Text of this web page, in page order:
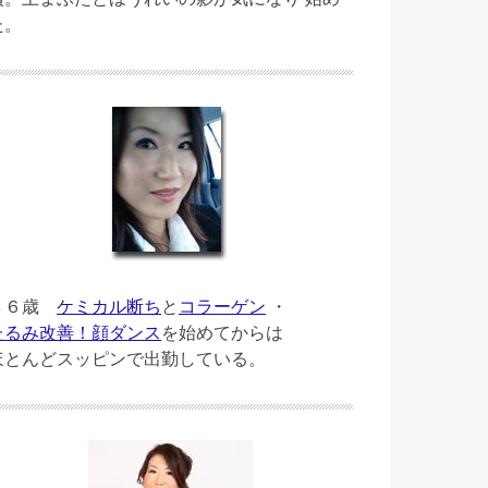
６歳 ケミカル断ち と コラーゲン ・
るみ改善！顔ダンス を始めてからは
とんどスッピンで出勤している。